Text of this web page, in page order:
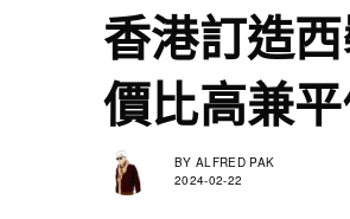
香港訂造
價比高兼
BY ALFRED PAK
2024-02-22